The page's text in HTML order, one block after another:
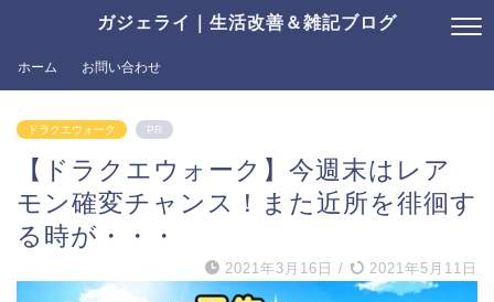
ガジェライ｜生活改善＆雑記ブログ
ホーム お問い合わせ
ドラクエウォーク PR
【ドラクエウォーク】今週末はレア
モン確変チャンス！また近所を徘徊す
る時が・・・
2021年3月16日 / 2021年5月11日